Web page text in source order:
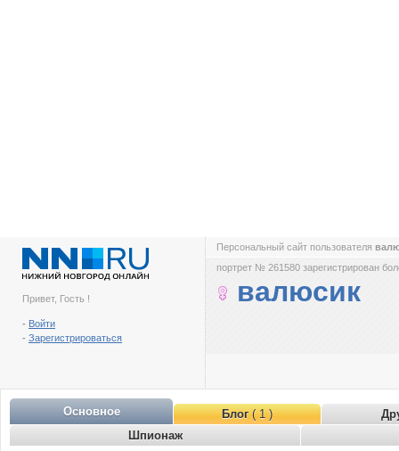
Привет, Гость !
- Войти
- Зарегистрироваться
Персональный сайт пользователя
портрет № 261580 зарегистрирован
валюсик
Основное Блог( 1 )
Шпионаж